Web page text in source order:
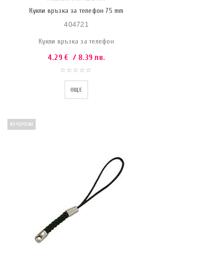
Кукли връзка за телефон 75 mm
404721
Кукли връзка за телефон
4.29€ / 8.39 лв.
ОЩЕ
ИЗЧЕРПАН